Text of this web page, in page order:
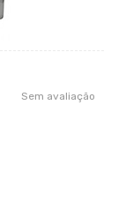
Sem avaliação